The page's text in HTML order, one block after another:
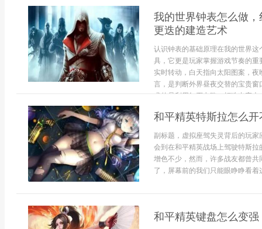
我的世界钟表怎么做
更迭的建造艺术
认识钟表的基础原理在我的世界
具，它更是玩家掌握游戏节奏的
实时转动，白天指向太阳图案，
言，是判断外界昼夜交替的宝贵
求的是利用红石电路，打造出宏大
和平精英特斯拉怎么
副标题，虚拟座驾失灵背后的玩
会到在和平精英战场上驾驶特斯
增色不少，然而，许多战友都曾
了，屏幕前的我们只能眼睁睁看
和平精英键盘怎么变